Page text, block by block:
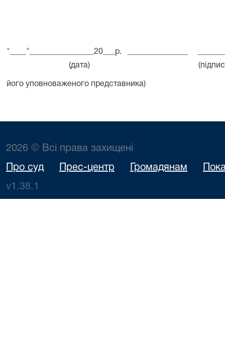
"____"________________20___р. _______________
(дата) (підпис) (ПІБ
його уповноваженого представника)
2026 © Всі права захищені
Про суд Прес-центр Громадянам
v1.38.1